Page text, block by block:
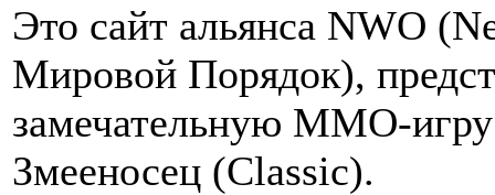
Это сайт альянса NWO
Мировой Порядок),
замечательную MMO-
Змееносец (Classiс).